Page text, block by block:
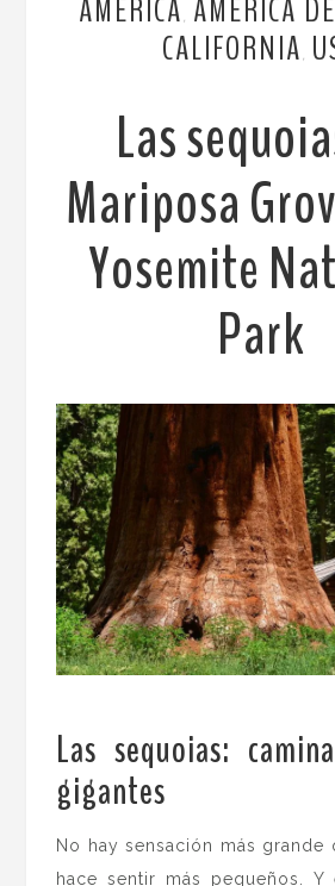
AMÉRICA AMÉRICA
CALIFORNIA
Las
Mariposa
Yosemite
Park
Las sequoias:
gigantes
No hay sensación más grande
hace sentir más pequeños.